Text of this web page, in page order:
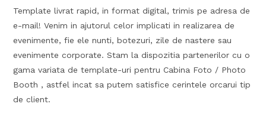
Template livrat rapid, in format digital, trimis pe adresa de
e-mail! Venim in ajutorul celor implicati in realizarea de
evenimente, fie ele nunti, botezuri, zile de nastere sau
evenimente corporate. Stam la dispozitia partenerilor cu o
gama variata de template-uri pentru Cabina Foto / Photo
Booth , astfel incat sa putem satisfice cerintele orcarui tip
de client.